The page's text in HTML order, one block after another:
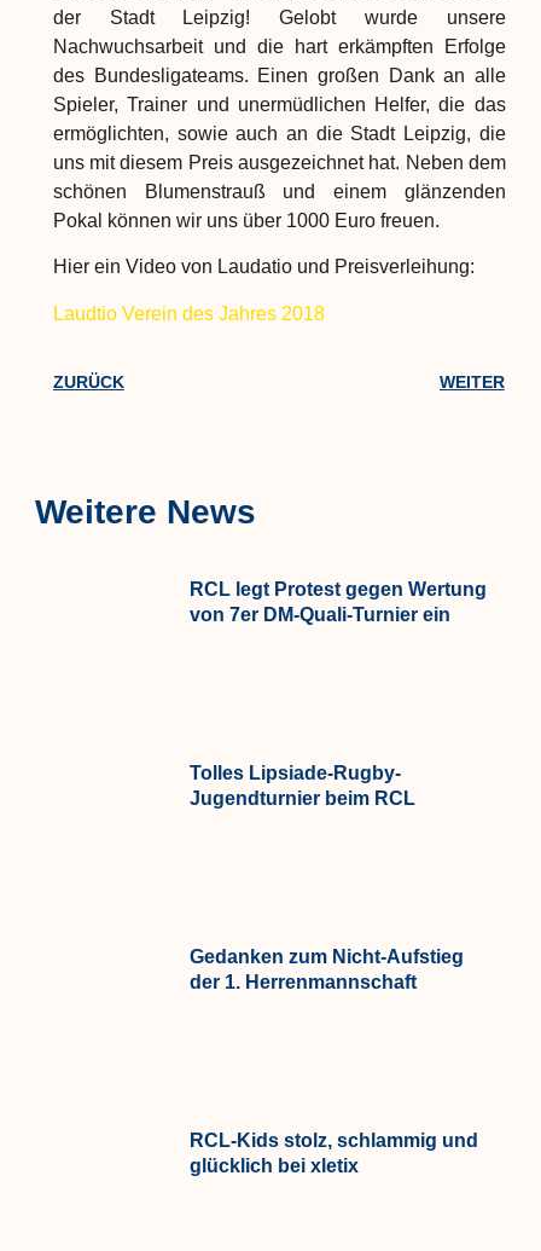
der Stadt Leipzig! Gelobt wurde unsere
Nachwuchsarbeit und die hart erkämpften Erfolge
des Bundesligateams. Einen großen Dank an alle
Spieler, Trainer und unermüdlichen Helfer, die das
ermöglichten, sowie auch an die Stadt Leipzig, die
uns mit diesem Preis ausgezeichnet hat. Neben dem
schönen Blumenstrauß und einem glänzenden
Pokal können wir uns über 1000 Euro freuen.
Hier ein Video von Laudatio und Preisverleihung:
Laudtio Verein des Jahres 2018
ZURÜCK WEITER
Weitere News
RCL legt Protest gegen Wertung
von 7er DM-Quali-Turnier ein
Tolles Lipsiade-Rugby-
Jugendturnier beim RCL
Gedanken zum Nicht-Aufstieg
der 1. Herrenmannschaft
RCL-Kids stolz, schlammig und
glücklich bei xletix